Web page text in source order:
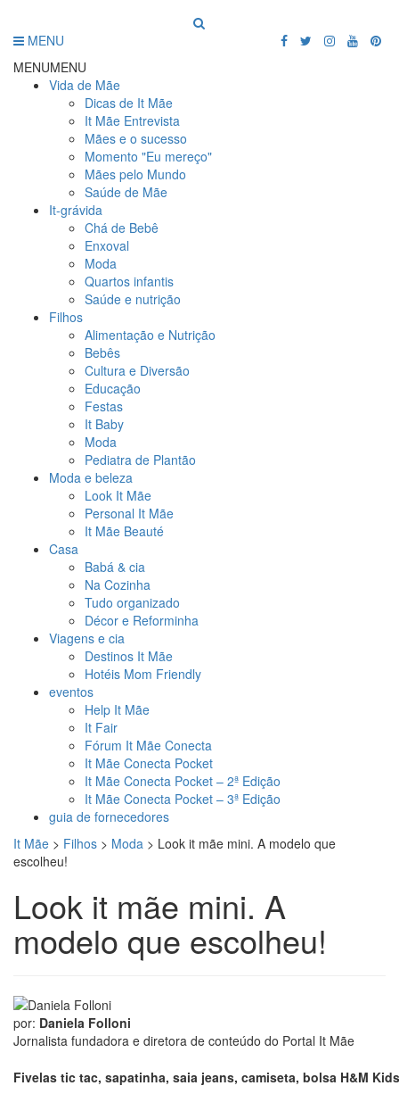
MENU
MENUMENU
Vida de Mãe
Dicas de It Mãe
It Mãe Entrevista
Mães e o sucesso
Momento "Eu mereço"
Mães pelo Mundo
Saúde de Mãe
It-grávida
Chá de Bebê
Enxoval
Moda
Quartos infantis
Saúde e nutrição
Filhos
Alimentação e Nutrição
Bebês
Cultura e Diversão
Educação
Festas
It Baby
Moda
Pediatra de Plantão
Moda e beleza
Look It Mãe
Personal It Mãe
It Mãe Beauté
Casa
Babá & cia
Na Cozinha
Tudo organizado
Décor e Reforminha
Viagens e cia
Destinos It Mãe
Hotéis Mom Friendly
eventos
Help It Mãe
It Fair
Fórum It Mãe Conecta
It Mãe Conecta Pocket
It Mãe Conecta Pocket – 2ª Edição
It Mãe Conecta Pocket – 3ª Edição
guia de fornecedores
It Mãe > Filhos > Moda > Look it mãe mini. A modelo que
escolheu!
Look it mãe mini. A
modelo que escolheu!
por: Daniela Folloni
Jornalista fundadora e diretora de conteúdo do Portal It Mãe
Fivelas tic tac, sapatinha, saia jeans, camiseta, bolsa H&M